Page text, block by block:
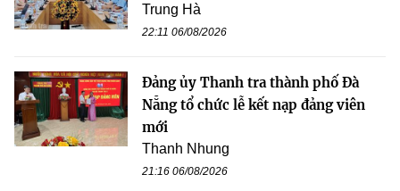
Trung Hà
22:11 06/08/2026
Đảng ủy Thanh tra thành phố Đà
Nẵng tổ chức lễ kết nạp đảng viên
mới
Thanh Nhung
21:16 06/08/2026